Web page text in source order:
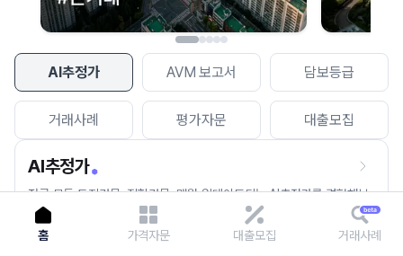
AI추정가 AVM 보고서 담보등급
거래사례 평가자문 대출모집
AI추정가
전국 모든 토지건물, 집합건물, 매월 업데이트되는 AI추정가를 경험해보
세요.
홈 가격자문 대출모집 거래사례